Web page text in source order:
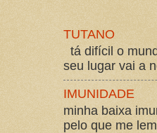
TUTANO
tá difícil o
seu lugar vai a
IMUNIDADE
minha baixa
pelo que me